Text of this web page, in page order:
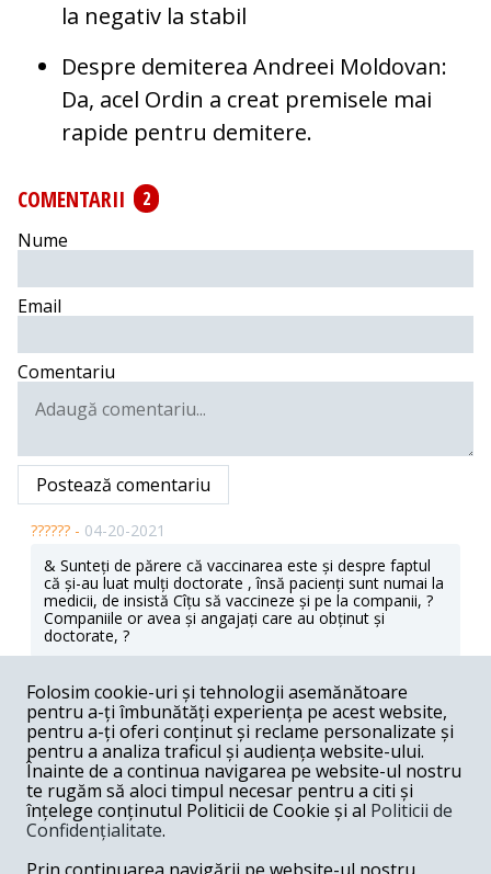
la negativ la stabil
Despre demiterea Andreei Moldovan:
Da, acel Ordin a creat premisele mai
rapide pentru demitere.
COMENTARII
2
Nume
Email
Comentariu
Postează comentariu
?????? - 04-20-2021
& Sunteți de părere că vaccinarea este și despre faptul
că și-au luat mulți doctorate , însă pacienți sunt numai la
medicii, de insistă Cîțu să vaccineze și pe la companii, ?
Companiile or avea și angajați care au obținut și
doctorate, ?
Doru Vasile Tascau -04-19-2021
“...aprig la mânie şi degrabă vărsătoriu de sânge
nevinovat”; am mai avut astfel de figuri in istorie...
Sfetnicul, sau păpușarul din umbra al lui Cîțu și care
poate ca-i vrea chiar capul și nu binele, este Orban care
continua sa dea cu bățul printre lațurile gardului de la
Guvern. S-o fi convins ca formula USL e cea mai buna?!
Nastase... Ce memorie scurta are Cîțu, l-a uitat pe
Folosim cookie-uri și tehnologii asemănătoare
pentru a-ți îmbunătăți experiența pe acest website,
pentru a-ți oferi conținut și reclame personalizate și
pentru a analiza traficul și audiența website-ului.
Înainte de a continua navigarea pe website-ul nostru
te rugăm să aloci timpul necesar pentru a citi și
înțelege conținutul Politicii de Cookie și al Politicii de
Confidențialitate.